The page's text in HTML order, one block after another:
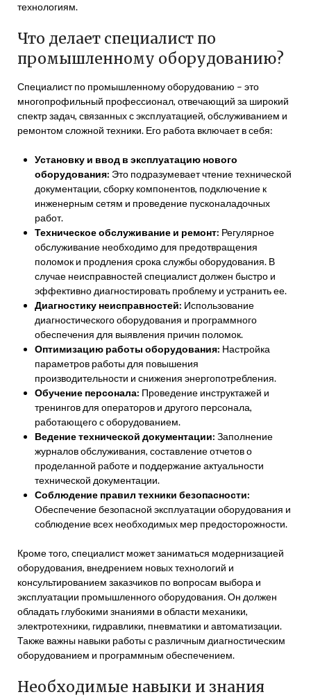
технологиям.
Что делает специалист по
промышленному оборудованию?
Специалист по промышленному оборудованию – это
многопрофильный профессионал, отвечающий за широкий
спектр задач, связанных с эксплуатацией, обслуживанием и
ремонтом сложной техники. Его работа включает в себя:
Установку и ввод в эксплуатацию нового
оборудования: Это подразумевает чтение технической
документации, сборку компонентов, подключение к
инженерным сетям и проведение пусконаладочных
работ.
Техническое обслуживание и ремонт: Регулярное
обслуживание необходимо для предотвращения
поломок и продления срока службы оборудования. В
случае неисправностей специалист должен быстро и
эффективно диагностировать проблему и устранить ее.
Диагностику неисправностей: Использование
диагностического оборудования и программного
обеспечения для выявления причин поломок.
Оптимизацию работы оборудования: Настройка
параметров работы для повышения
производительности и снижения энергопотребления.
Обучение персонала: Проведение инструктажей и
тренингов для операторов и другого персонала,
работающего с оборудованием.
Ведение технической документации: Заполнение
журналов обслуживания, составление отчетов о
проделанной работе и поддержание актуальности
технической документации.
Соблюдение правил техники безопасности:
Обеспечение безопасной эксплуатации оборудования и
соблюдение всех необходимых мер предосторожности.
Кроме того, специалист может заниматься модернизацией
оборудования, внедрением новых технологий и
консультированием заказчиков по вопросам выбора и
эксплуатации промышленного оборудования. Он должен
обладать глубокими знаниями в области механики,
электротехники, гидравлики, пневматики и автоматизации.
Также важны навыки работы с различным диагностическим
оборудованием и программным обеспечением.
Необходимые навыки и знания